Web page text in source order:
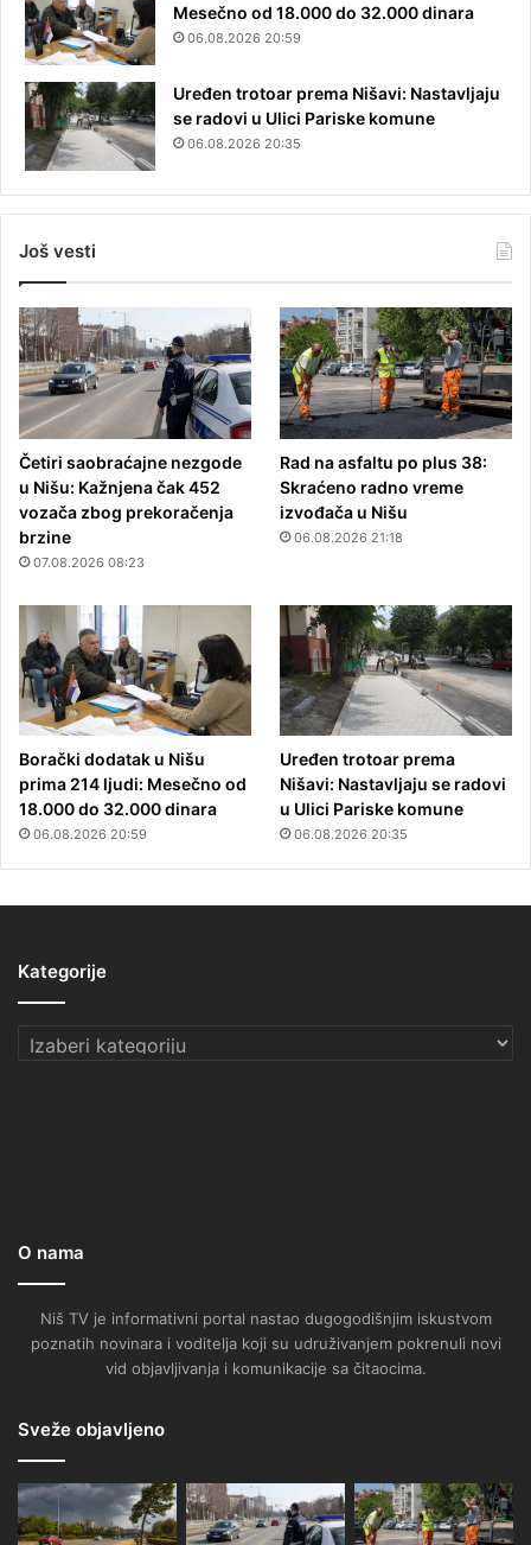
Mesečno od 18.000 do 32.000 dinara
06.08.2026 20:59
Uređen trotoar prema Nišavi: Nastavljaju
se radovi u Ulici Pariske komune
06.08.2026 20:35
Još vesti
Četiri saobraćajne nezgode
u Nišu: Kažnjena čak 452
vozača zbog prekoračenja
brzine
07.08.2026 08:23
Rad na asfaltu po plus 38:
Skraćeno radno vreme
izvođača u Nišu
06.08.2026 21:18
Borački dodatak u Nišu
prima 214 ljudi: Mesečno od
18.000 do 32.000 dinara
06.08.2026 20:59
Uređen trotoar prema
Nišavi: Nastavljaju se radovi
u Ulici Pariske komune
06.08.2026 20:35
Kategorije
Kategorije
O nama
Niš TV je informativni portal nastao dugogodišnjim iskustvom
poznatih novinara i voditelja koji su udruživanjem pokrenuli novi
vid objavljivanja i komunikacije sa čitaocima.
Sveže objavljeno